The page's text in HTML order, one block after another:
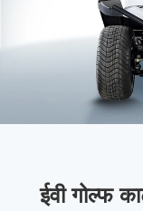
ईवी गोल्फ